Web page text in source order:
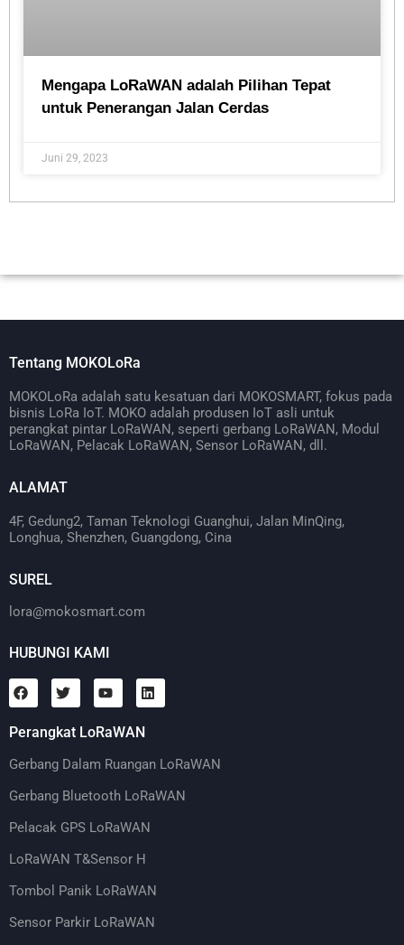
Mengapa LoRaWAN adalah Pilihan Tepat
untuk Penerangan Jalan Cerdas
Juni 29, 2023
Tentang MOKOLoRa
MOKOLoRa adalah satu kesatuan dari MOKOSMART, fokus pada
bisnis LoRa IoT. MOKO adalah produsen IoT asli untuk
perangkat pintar LoRaWAN, seperti gerbang LoRaWAN, Modul
LoRaWAN, Pelacak LoRaWAN, Sensor LoRaWAN, dll.
ALAMAT
4F, Gedung2, Taman Teknologi Guanghui, Jalan MinQing,
Longhua, Shenzhen, Guangdong, Cina
SUREL
lora@mokosmart.com
HUBUNGI KAMI
Perangkat LoRaWAN
Gerbang Dalam Ruangan LoRaWAN
Gerbang Bluetooth LoRaWAN
Pelacak GPS LoRaWAN
LoRaWAN T&Sensor H
Tombol Panik LoRaWAN
Sensor Parkir LoRaWAN